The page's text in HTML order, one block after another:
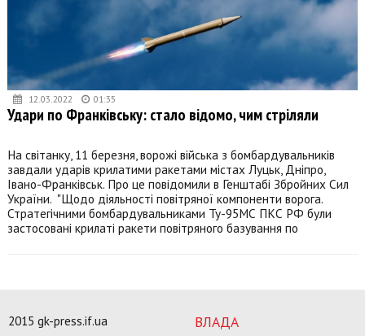
12.03.2022 01:35
Удари по Франківську: стало відомо, чим стріляли
На світанку, 11 березня, ворожі війська з бомбардувальників
завдали ударів крилатими ракетами містах Луцьк, Дніпро,
Івано-Франківськ. Про це повідомили в Генштабі Збройних Сил
України. "Щодо діяльності повітряної компоненти ворога.
Стратегічними бомбардувальниками Ту-95МС ПКС РФ були
застосовані крилаті ракети повітряного базування по
ВЛАДА
2015 gk-press.if.ua